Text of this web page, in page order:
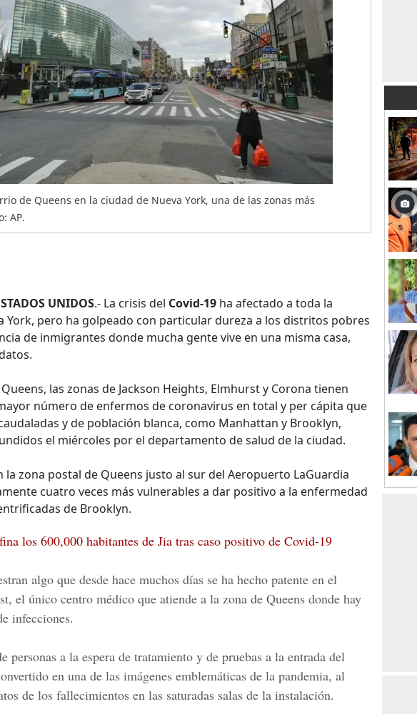
de Queens en la ciudad de Nueva York, una de las zonas más
AP.
UNIDOS.- La crisis del Covid-19 ha afectado a toda la
York, pero ha golpeado con particular dureza a los distritos pobres
de inmigrantes donde mucha gente vive en una misma casa,
las zonas de Jackson Heights, Elmhurst y Corona tienen
número de enfermos de coronavirus en total y per cápita que
y de población blanca, como Manhattan y Brooklyn,
el miércoles por el departamento de salud de la ciudad.
la zona postal de Queens justo al sur del Aeropuerto LaGuardia
cuatro veces más vulnerables a dar positivo a la enfermedad
de Brooklyn.
los 600,000 habitantes de Jia tras caso positivo de Covid-19
algo que desde hace muchos días se ha hecho patente en el
el único centro médico que atiende a la zona de Queens donde hay
infecciones.
personas a la espera de tratamiento y de pruebas a la entrada del
en una de las imágenes emblemáticas de la pandemia, al
de los fallecimientos en las saturadas salas de la instalación.